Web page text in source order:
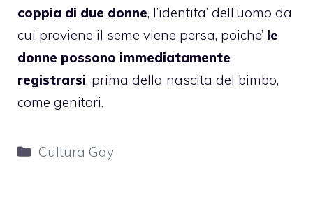
coppia di due donne, l’identita’ dell’uomo da
cui proviene il seme viene persa, poiche’ le
donne possono immediatamente
registrarsi, prima della nascita del bimbo,
come genitori.
Categorie
Cultura Gay